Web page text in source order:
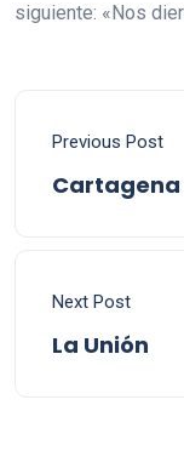
siguiente: «Nos
Previous Post
Cartagena
Next Post
La Unión